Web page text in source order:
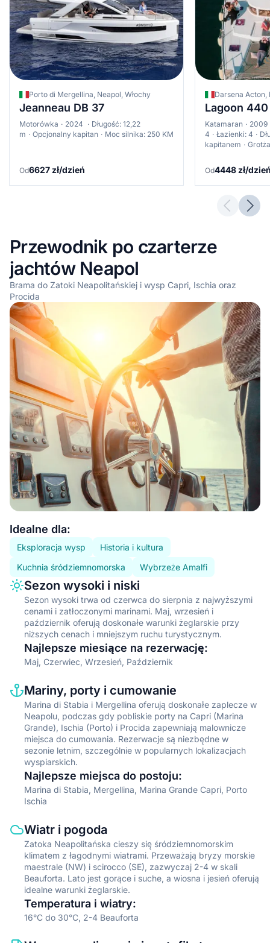
Porto di Mergellina, Neapol, Włochy
Jeanneau DB 37
Motorówka 2024
Długość: 12,22
m
Opcjonalny kapitan Moc silnika: 250 KM
Od6627 zł/dzień
Darsena Acton,
Lagoon 440
Katamaran
2009
4
Łazienki: 4
kapitanem
Od4448 zł/
Przewodnik po czarterze
jachtów Neapol
Brama do Zatoki Neapolitańskiej i wysp Capri, Ischia oraz
Procida
Idealne dla:
Eksploracja wysp
Historia i kultura
Kuchnia śródziemnomorska
Wybrzeże Amalfi
Essential information
Information type
Sezon wysoki i niski
Description
Sezon wysoki trwa od czerwca do sierpnia z najwyższymi
cenami i zatłoczonymi marinami. Maj, wrzesień i
październik oferują doskonałe warunki żeglarskie przy
niższych cenach i mniejszym ruchu turystycznym.
Najlepsze miesiące na rezerwację:
Maj, Czerwiec, Wrzesień, Październik
Information type
Mariny, porty i cumowanie
Description
Marina di Stabia i Mergellina oferują doskonałe zaplecze w
Neapolu, podczas gdy pobliskie porty na Capri (Marina
Grande), Ischia (Porto) i Procida zapewniają malownicze
miejsca do cumowania. Rezerwacje są niezbędne w
sezonie letnim, szczególnie w popularnych lokalizacjach
wyspiarskich.
Najlepsze miejsca do postoju:
Marina di Stabia, Mergellina, Marina Grande Capri, Porto
Ischia
Information type
Wiatr i pogoda
Description
Zatoka Neapolitańska cieszy się śródziemnomorskim
klimatem z łagodnymi wiatrami. Przeważają bryzy morskie
maestrale (NW) i scirocco (SE), zazwyczaj 2-4 w skali
Beauforta. Lato jest gorące i suche, a wiosna i jesień oferują
idealne warunki żeglarskie.
Temperatura i wiatry:
16°C do 30°C, 2-4 Beauforta